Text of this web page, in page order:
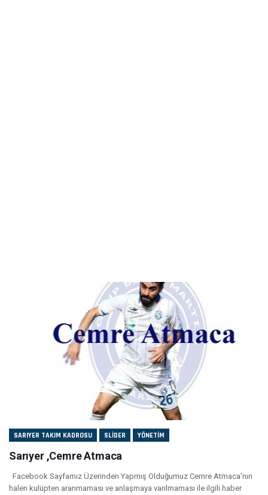
SARIYER TAKIM KADROSU SLIDER YÖNETIM
Sarıyer ,Cemre Atmaca
Facebook Sayfamız Üzerinden Yapmış Olduğumuz Cemre Atmaca'nın
halen kulüpten aranmaması ve anlaşmaya varılmaması ile ilgili haber